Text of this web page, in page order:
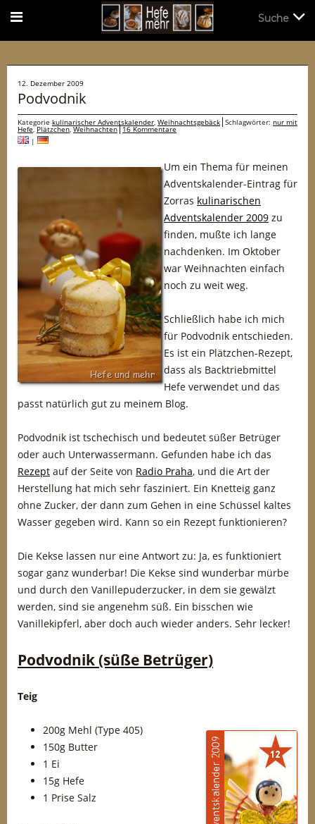
12. Dezember 2009
Podvodnik
Kategorie kulinarischer Adventskalender, Weihnachtsgebäck Schlagwörter: nur mit
Hefe,Plätzchen,Weihnachten 16 Kommentare
|
Um ein Thema für meinen
Adventskalender-Eintrag für
Zorras kulinarischen
Adventskalender 2009 zu
finden, mußte ich lange
nachdenken. Im Oktober
war Weihnachten einfach
noch zu weit weg.
Schließlich habe ich mich
für Podvodnik entschieden.
Es ist ein Plätzchen-Rezept,
dass als Backtriebmittel
Hefe verwendet und das
passt natürlich gut zu meinem Blog.
Podvodnik ist tschechisch und bedeutet süßer Betrüger
oder auch Unterwassermann. Gefunden habe ich das
Rezept auf der Seite von Radio Praha, und die Art der
Herstellung hat mich sehr fasziniert. Ein Knetteig ganz
ohne Zucker, der dann zum Gehen in eine Schüssel kaltes
Wasser gegeben wird. Kann so ein Rezept funktionieren?
Die Kekse lassen nur eine Antwort zu: Ja, es funktioniert
sogar ganz wunderbar! Die Kekse sind wunderbar mürbe
und durch den Vanillepuderzucker, in dem sie gewälzt
werden, sind sie angenehm süß. Ein bisschen wie
Vanillekipferl, aber doch auch wieder anders. Sehr lecker!
Podvodnik (süße Betrüger)
Teig
200g Mehl (Type 405)
150g Butter
1 Ei
15g Hefe
1 Prise Salz
Suche
Suche